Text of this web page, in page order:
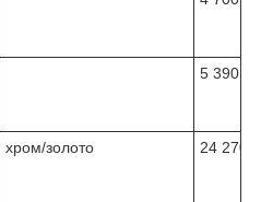
5 390
хром/золото 24 270